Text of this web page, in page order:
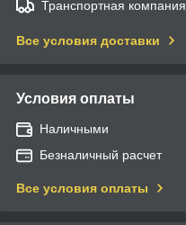
Транспортная компания
Все условия доставки
Условия оплаты
Наличными
Безналичный расчет
Все условия оплаты